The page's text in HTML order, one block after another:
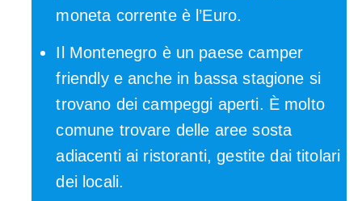
moneta corrente è l’Euro.
Il Montenegro è un paese camper
friendly e anche in bassa stagione si
trovano dei campeggi aperti. È molto
comune trovare delle aree sosta
adiacenti ai ristoranti, gestite dai titolari
dei locali.